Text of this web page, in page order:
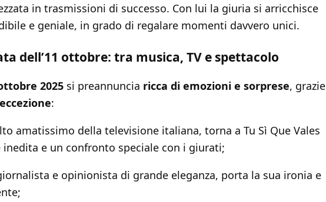
in trasmissioni di successo. Con lui la giuria si arricchisce
e geniale, in grado di regalare momenti davvero unici.
dell’11 ottobre: tra musica, TV e spettacolo
2025 si preannuncia ricca di emozioni e sorprese, grazie
:
amatissimo della televisione italiana, torna a Tu Sì Que Vales
e un confronto speciale con i giurati;
e opinionista di grande eleganza, porta la sua ironia e